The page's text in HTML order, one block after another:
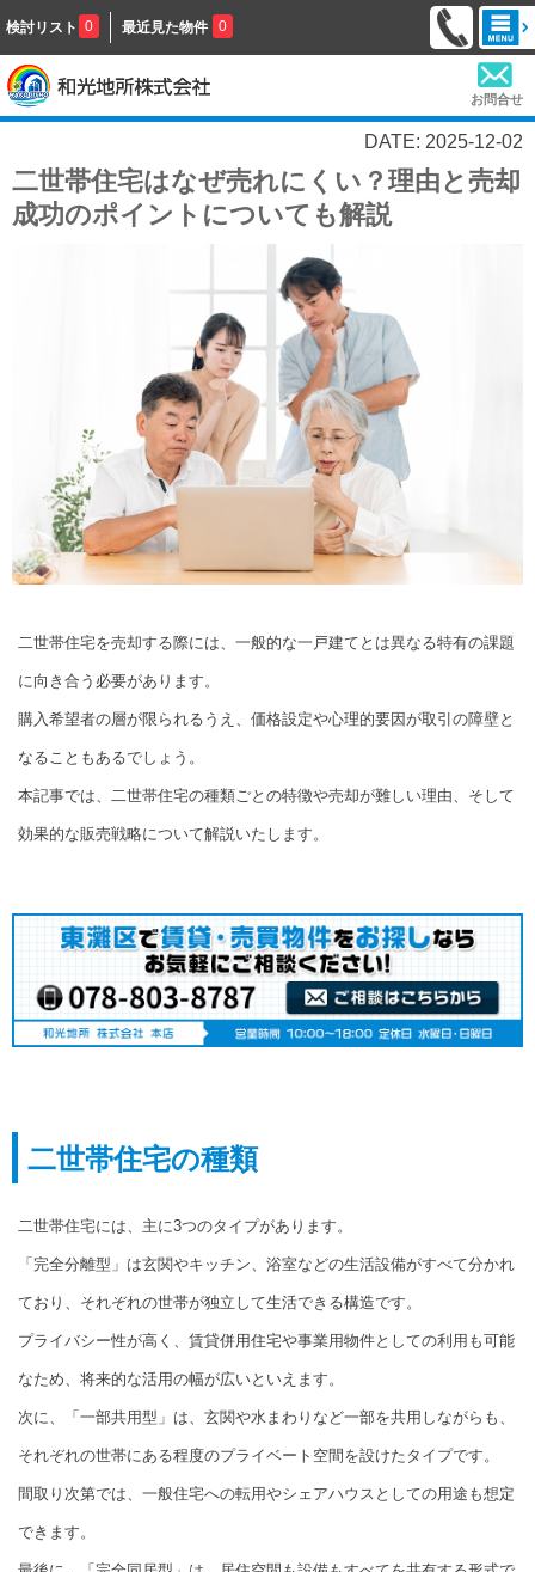
検討リスト 0 最近見た物件 0
お問合せ
DATE: 2025-12-02
二世帯住宅はなぜ売れにくい？理由と売却
成功のポイントについても解説
二世帯住宅を売却する際には、一般的な一戸建てとは異なる特有の課題
に向き合う必要があります。
購入希望者の層が限られるうえ、価格設定や心理的要因が取引の障壁と
なることもあるでしょう。
本記事では、二世帯住宅の種類ごとの特徴や売却が難しい理由、そして
効果的な販売戦略について解説いたします。
二世帯住宅の種類
二世帯住宅には、主に3つのタイプがあります。
「完全分離型」は玄関やキッチン、浴室などの生活設備がすべて分かれ
ており、それぞれの世帯が独立して生活できる構造です。
プライバシー性が高く、賃貸併用住宅や事業用物件としての利用も可能
なため、将来的な活用の幅が広いといえます。
次に、「一部共用型」は、玄関や水まわりなど一部を共用しながらも、
それぞれの世帯にある程度のプライベート空間を設けたタイプです。
間取り次第では、一般住宅への転用やシェアハウスとしての用途も想定
できます。